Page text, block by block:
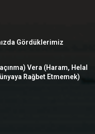
Gördüklerimiz
Vera (Haram, Helal
Rağbet Etmemek)